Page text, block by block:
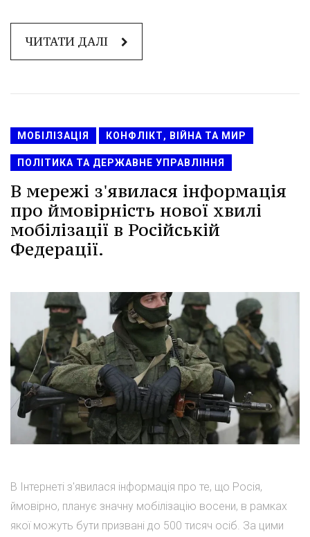
ЧИТАТИ ДАЛІ
МОБІЛІЗАЦІЯ КОНФЛІКТ, ВІЙНА ТА МИР
ПОЛІТИКА ТА ДЕРЖАВНЕ УПРАВЛІННЯ
В мережі з'явилася інформація
про ймовірність нової хвилі
мобілізації в Російській
Федерації.
В Інтернеті з'явилася інформація про те, що Росія,
ймовірно, планує значну мобілізацію восени, в рамках
якої можуть бути призвані до 500 тисяч осіб. За цими